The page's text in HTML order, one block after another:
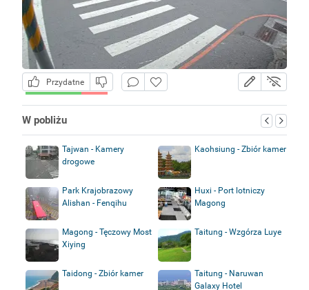
Przydatne
W pobliżu
Tajwan - Kamery
drogowe
Kaohsiung - Zbiór kamer
Park Krajobrazowy
Alishan - Fenqihu
Huxi - Port lotniczy
Magong
Magong - Tęczowy Most
Xiying
Taitung - Wzgórza Luye
Taidong - Zbiór kamer
Taitung - Naruwan
Galaxy Hotel